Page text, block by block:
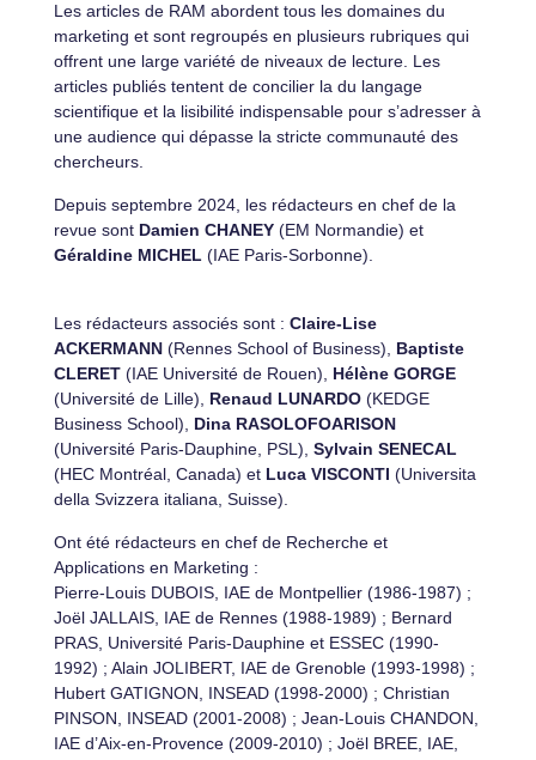
Les articles de RAM abordent tous les domaines du
marketing et sont regroupés en plusieurs rubriques qui
offrent une large variété de niveaux de lecture. Les
articles publiés tentent de concilier la du langage
scientifique et la lisibilité indispensable pour s’adresser à
une audience qui dépasse la stricte communauté des
chercheurs.
Depuis septembre 2024, les rédacteurs en chef de la
revue sont Damien CHANEY (EM Normandie) et
Géraldine MICHEL (IAE Paris-Sorbonne).
Les rédacteurs associés sont :Claire-Lise
ACKERMANN (Rennes School of Business)
Baptiste
CLERET (IAE Université de Rouen), Hélène GORGE
(Université de Lille), Renaud LUNARDO (KEDGE
Business School)
Dina RASOLOFOARISON
(Université Paris-Dauphine, PSL),Sylvain SENECAL
(HEC Montréal, Canada) et Luca VISCONTI (Universita
della Svizzera italiana, Suisse).
Ont été rédacteurs en chef de Recherche et
Applications en Marketing :
Pierre-Louis DUBOIS, IAE de Montpellier (1986-1987) ;
Joël JALLAIS, IAE de Rennes (1988-1989) ; Bernard
PRAS, Université Paris-Dauphine et ESSEC (1990-
1992) ; Alain JOLIBERT, IAE de Grenoble (1993-1998) ;
Hubert GATIGNON, INSEAD (1998-2000) ; Christian
PINSON, INSEAD (2001-2008) ; Jean-Louis CHANDON,
IAE d’Aix-en-Provence (2009-2010) ; Joël BREE, IAE,